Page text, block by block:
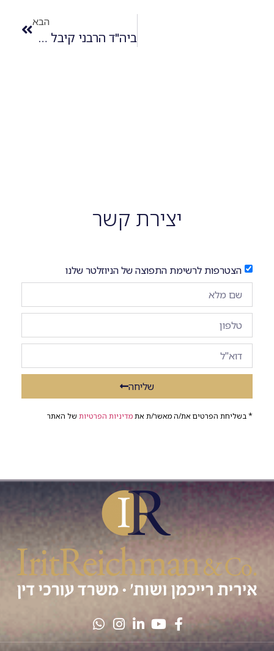
הבא
ביה"ד הרבני קיבל ערעור אישה שיוצגה ע"י עו"ד רייכמן בנוגע לסגירת תיק גירושין
יצירת קשר
הצטרפות לרשימת התפוצה של הניוזלטר שלנו
שליחה
* בשליחת הפרטים את/ה מאשר/ת אתמדיניות הפרטיות של האתר